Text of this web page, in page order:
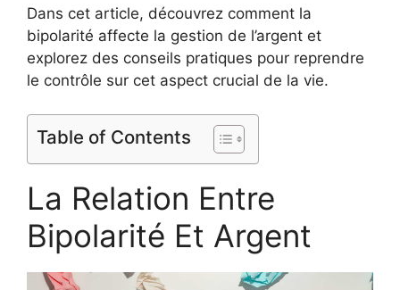
Dans cet article, découvrez comment la
bipolarité affecte la gestion de l’argent et
explorez des conseils pratiques pour reprendre
le contrôle sur cet aspect crucial de la vie.
Table of Contents
La Relation Entre
Bipolarité Et Argent